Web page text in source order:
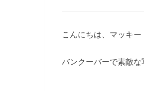
こんにちは、マッキー
バンクーバーで素敵な